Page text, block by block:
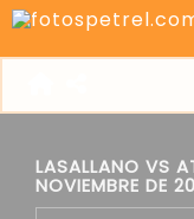
LASALLANO VS
NOVIEMBRE DE